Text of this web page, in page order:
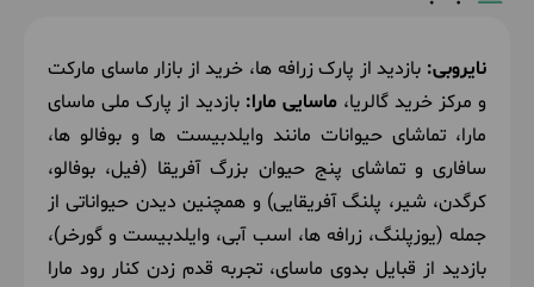
نایروبی: بازدید از پارک زرافه ها، خرید از بازار ماسای مارکت
و مرکز خرید گالریا، ماسایی مارا: بازدید از پارک ملی ماسای
مارا، تماشای حیوانات مانند وایلدبیست ها و بوفالو ها،
سافاری و تماشای پنج حیوان بزرگ آفریقا (فیل، بوفالو،
کرگدن، شیر، پلنگ آفریقایی) و همچنین دیدن حیواناتی از
جمله (یوزپلنگ، زرافه ها، اسب آبی، وایلدبیست و گورخر)،
بازدید از قبایل بدوی ماسای، تجربه قدم زدن کنار رود مارا